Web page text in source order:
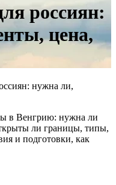
россиян:
цена,
нужна ли,
в Венгрию: нужна ли
ли границы, типы,
и подготовки, как